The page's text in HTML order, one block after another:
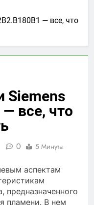
— все, что
Siemens
— все, что
0 5 Минуты
аспектам
предназначенного
пламени. В нем